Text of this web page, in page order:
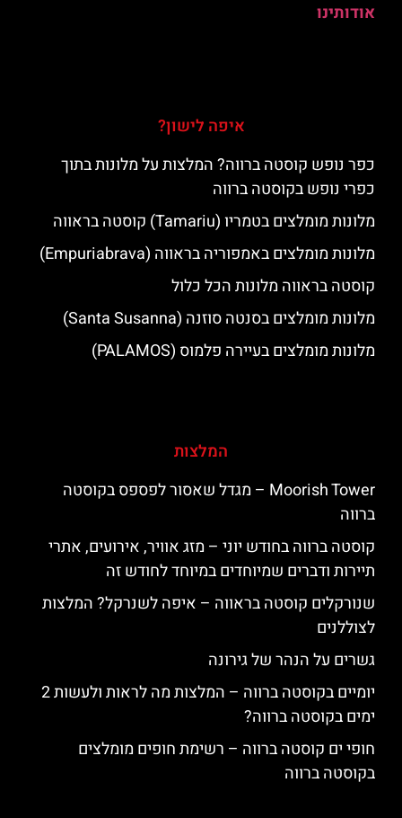
אודותינו
איפה לישון?
כפר נופש קוסטה ברווה? המלצות על מלונות בתוך
כפרי נופש בקוסטה ברווה
מלונות מומלצים בטמריו (Tamariu) קוסטה בראווה
מלונות מומלצים באמפוריה בראווה (Empuriabrava)
קוסטה בראווה מלונות הכל כלול
מלונות מומלצים בסנטה סוזנה (Santa Susanna)
מלונות מומלצים בעיירה פלמוס (PALAMOS)
המלצות
‪‪Moorish Tower‬‬ – מגדל שאסור לפספס בקוסטה
ברווה
קוסטה ברווה בחודש יוני – מזג אוויר, אירועים, אתרי
תיירות ודברים שמיוחדים במיוחד לחודש זה
שנורקלים קוסטה בראווה – איפה לשנרקל? המלצות
לצוללנים
גשרים על הנהר של גירונה
יומיים בקוסטה ברווה – המלצות מה לראות ולעשות 2
ימים בקוסטה ברווה?
חופי ים קוסטה ברווה – רשימת חופים מומלצים
בקוסטה ברווה